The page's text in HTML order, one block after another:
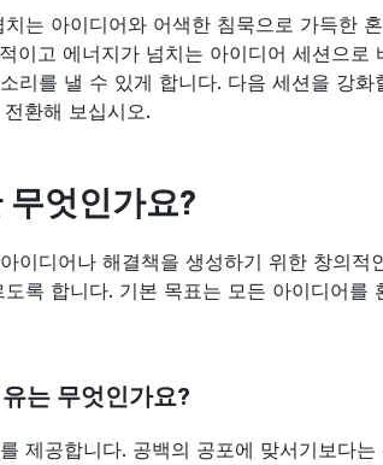
는 아이디어와 어색한 침묵으로 가득한
이고 에너지가 넘치는 아이디어 세션으
리를 낼 수 있게 합니다. 다음 세션을 강
환해 보십시오.
엇인가요?
이디어나 해결책을 생성하기 위한 창의
록 합니다. 기본 목표는 모든 아이디어
는 무엇인가요?
제공합니다. 공백의 공포에 맞서기보다